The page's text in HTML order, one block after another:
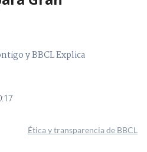
y BBCL Explica
Ética y transparencia de BBCL